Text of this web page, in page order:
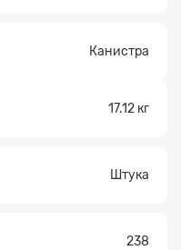
Канистра
17.12 кг
Штука
238